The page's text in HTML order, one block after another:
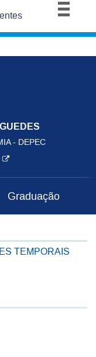
à informação
- DEPEC
Graduação
TEMPORAIS